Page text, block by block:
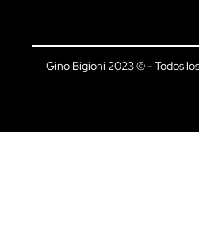
Gino Bigioni 2023 © - Todos